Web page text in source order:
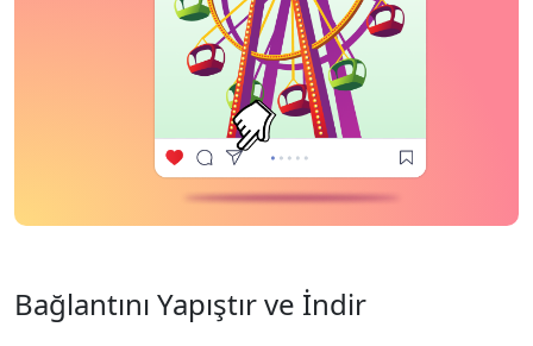
Bağlantını Yapıştır ve İndir